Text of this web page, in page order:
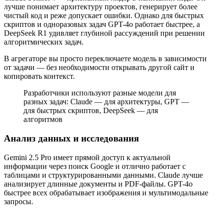
лучше понимает архитектуру проектов, генерирует более
чистый код и реже допускает ошибки. Однако для быстрых
скриптов и одноразовых задач GPT-4o работает быстрее, а
DeepSeek R1 удивляет глубиной рассуждений при решении
алгоритмических задач.
В агрегаторе вы просто переключаете модель в зависимости
от задачи — без необходимости открывать другой сайт и
копировать контекст.
Разработчики используют разные модели для
разных задач: Claude — для архитектуры, GPT —
для быстрых скриптов, DeepSeek — для
алгоритмов
Анализ данных и исследования
Gemini 2.5 Pro имеет прямой доступ к актуальной
информации через поиск Google и отлично работает с
таблицами и структурированными данными. Claude лучше
анализирует длинные документы и PDF-файлы. GPT-4o
быстрее всех обрабатывает изображения и мультимодальные
запросы.